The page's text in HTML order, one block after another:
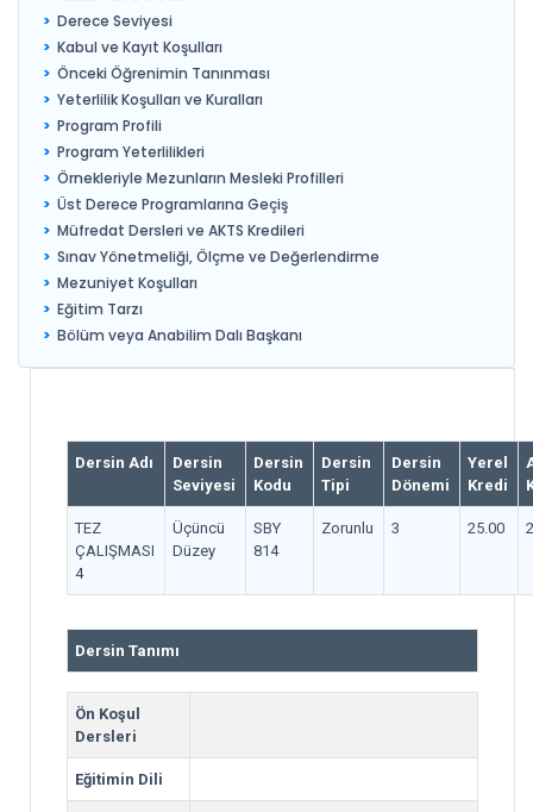
Derece Seviyesi
Kabul ve Kayıt Koşulları
Önceki Öğrenimin Tanınması
Yeterlilik Koşulları ve Kuralları
Program Profili
Program Yeterlilikleri
Örnekleriyle Mezunların Mesleki Profilleri
Üst Derece Programlarına Geçiş
Müfredat Dersleri ve AKTS Kredileri
Sınav Yönetmeliği, Ölçme ve Değerlendirme
Mezuniyet Koşulları
Eğitim Tarzı
Bölüm veya Anabilim Dalı Başkanı
Dersin Adı
Dersin
Seviyesi
Dersin
Kodu
Dersin
Tipi
Dersin
Dönemi
Yerel
Kredi
TEZ
ÇALIŞMASI
4
Üçüncü
Düzey
SBY
814
Zorunlu 3 25.00
Dersin Tanımı
Ön Koşul
Dersleri
Eğitimin Dili